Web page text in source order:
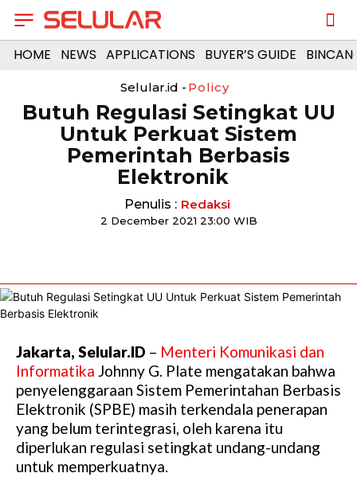
HOME NEWS APPLICATIONS BUYER’S GUIDE
Selular.id - Policy
Butuh Regulasi Setingkat UU
Untuk Perkuat Sistem
Pemerintah Berbasis
Elektronik
Penulis : Redaksi
2 December 2021 23:00 WIB
Jakarta, Selular.ID – Menteri Komunikasi dan
Informatika Johnny G. Plate mengatakan bahwa
penyelenggaraan Sistem Pemerintahan Berbasis
Elektronik (SPBE) masih terkendala penerapan
yang belum terintegrasi, oleh karena itu
diperlukan regulasi setingkat undang-undang
untuk memperkuatnya.